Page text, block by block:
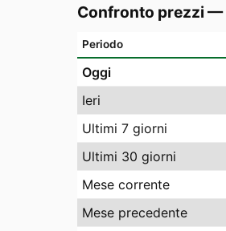
Confronto prezzi —
Periodo
Oggi
Ieri
Ultimi 7 giorni
Ultimi 30 giorni
Mese corrente
Mese precedente